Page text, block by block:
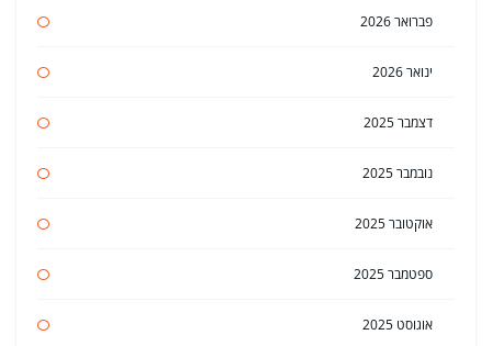
פברואר 2026
ינואר 2026
דצמבר 2025
נובמבר 2025
אוקטובר 2025
ספטמבר 2025
אוגוסט 2025